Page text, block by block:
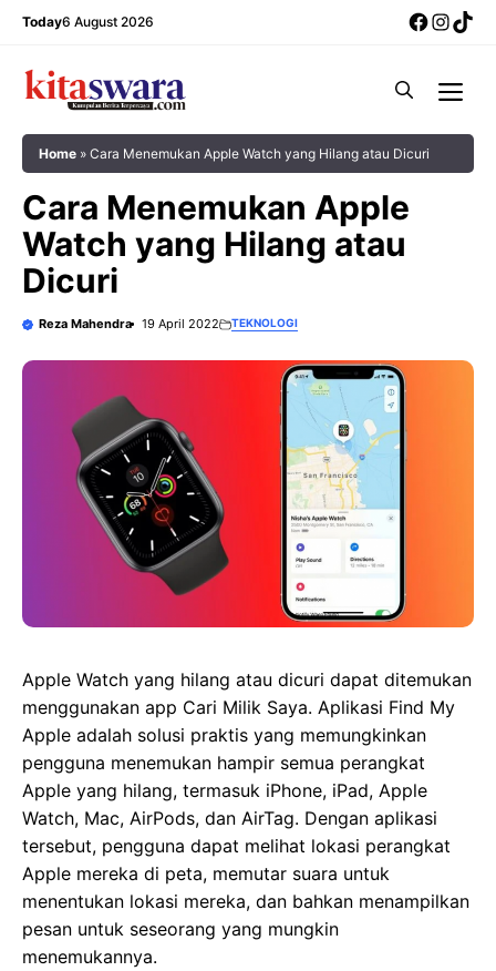
Skip
content
Today6 August 2026
Home » Cara Menemukan Apple Watch yang Hilang atau Dicuri
Cara Menemukan Apple
Watch yang Hilang atau
Dicuri
Reza Mahendra 19 April 2022 TEKNOLOGI
Apple Watch yang hilang atau dicuri dapat ditemukan
menggunakan app Cari Milik Saya. Aplikasi Find My
Apple adalah solusi praktis yang memungkinkan
pengguna menemukan hampir semua perangkat
Apple yang hilang, termasuk iPhone, iPad, Apple
Watch, Mac, AirPods, dan AirTag. Dengan aplikasi
tersebut, pengguna dapat melihat lokasi perangkat
Apple mereka di peta, memutar suara untuk
menentukan lokasi mereka, dan bahkan menampilkan
pesan untuk seseorang yang mungkin
menemukannya.